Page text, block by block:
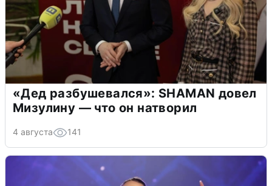
«Дед разбушевался»: SHAMAN довел
Мизулину — что он натворил
4 августа 141